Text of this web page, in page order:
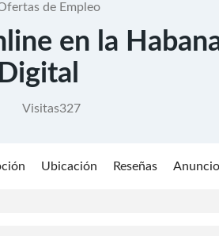
de Empleo
en la
Visitas327
Ubicación Reseñas